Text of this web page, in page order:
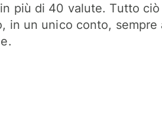
più di 40 valute. Tutto
in un unico conto, sempre